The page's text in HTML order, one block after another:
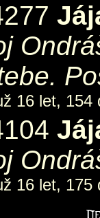
16 let, 154
16 let, 175